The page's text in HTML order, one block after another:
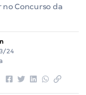
no Concurso da
24